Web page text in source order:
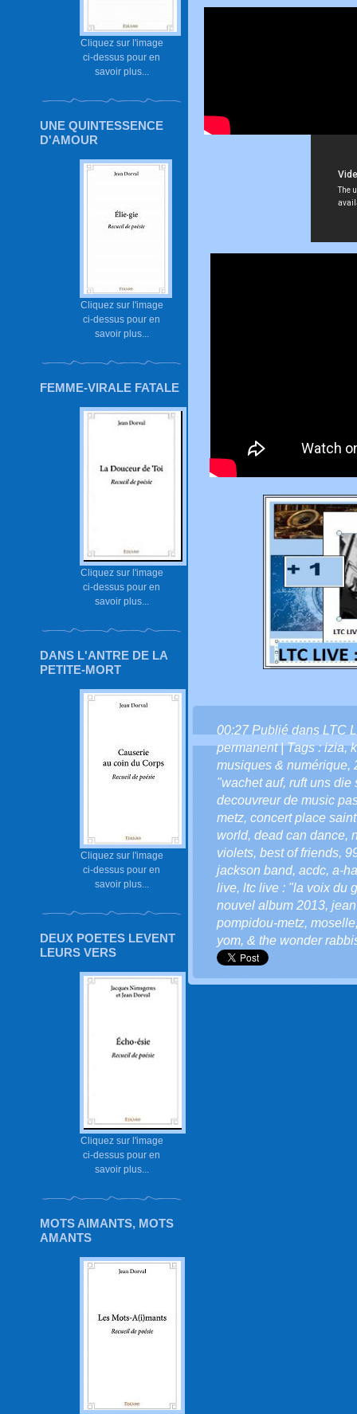
Cliquez sur l'image
ci-dessus pour en
savoir plus...
UNE QUINTESSENCE
D'AMOUR
Cliquez sur l'image
ci-dessus pour en
savoir plus...
FEMME-VIRALE FATALE
Cliquez sur l'image
ci-dessus pour en
savoir plus...
DANS L'ANTRE DE LA
PETITE-MORT
Cliquez sur l'image
ci-dessus pour en
savoir plus...
DEUX POETES LEVENT
LEURS VERS
Cliquez sur l'image
ci-dessus pour en
savoir plus...
MOTS AIMANTS, MOTS
AMANTS
00:27 Publié dans LTC
permanent| Tags :izia,
musiques & numérique,
"wachet auf, ruft uns die
decouvreur de music
metz, concert place
world, dead can dance,
violets, best of friends,
jackson band, acdc, a-ha
live, ltc live : "la voix du
nouvel album 2013,
pompidou-metz, moselle
yom, & the wonder